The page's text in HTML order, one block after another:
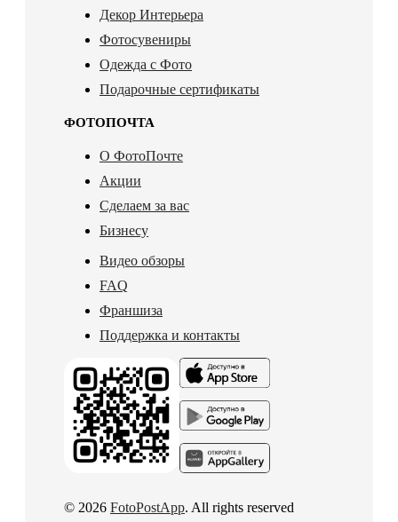
Декор Интерьера
Фотосувениры
Одежда с Фото
Подарочные сертификаты
ФОТОПОЧТА
О ФотоПочте
Акции
Сделаем за вас
Бизнесу
Видео обзоры
FAQ
Франшиза
Поддержка и контакты
© 2026 FotoPostApp. All rights reserved